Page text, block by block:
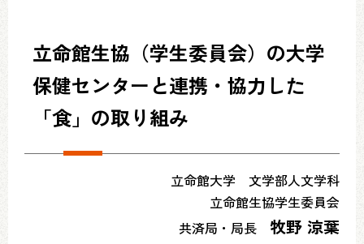
立命館生協（学生委員会）の大学
保健センターと連携・協力した
「食」の取り組み
立命館大学 文学部人文学科
立命館生協学生委員会
共済局・局長 牧野 涼葉